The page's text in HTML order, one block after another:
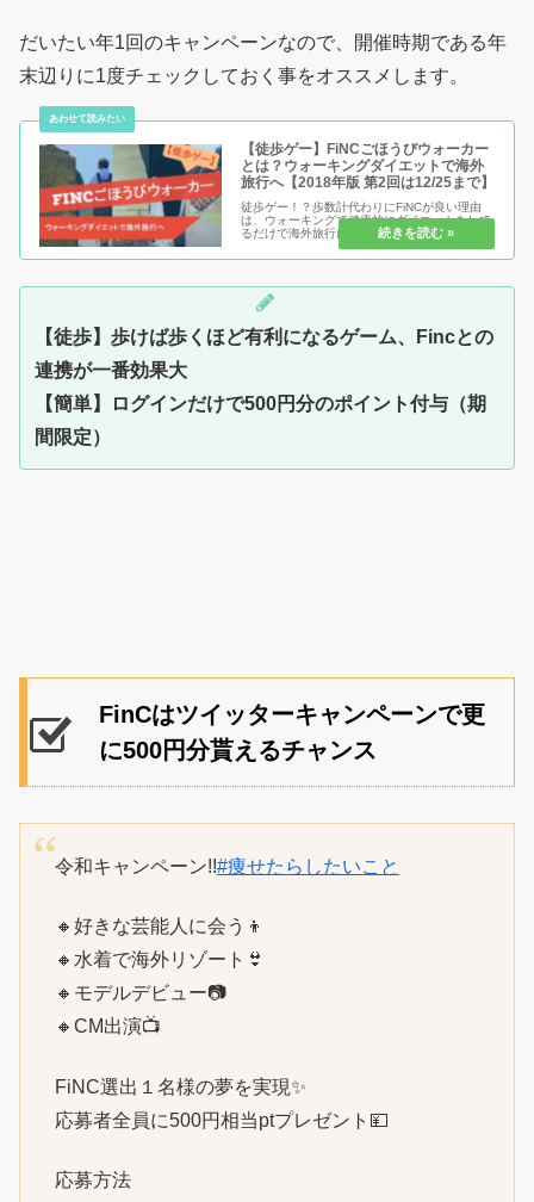
だいたい年1回のキャンペーンなので、開催時期である年
末辺りに1度チェックしておく事をオススメします。
【徒歩ゲー】FiNCごほうびウォーカー
とは？ウォーキングダイエットで海外
旅行へ【2018年版 第2回は12/25まで】
徒歩ゲー！？歩数計代わりにFiNCが良い理由
は、ウォーキングで健康的にダイエットをして
るだけで海外旅行にいけちゃうから！？ダイエ
ットの効果が出る間に、豪華賞品が貰えちゃう
から！？そんな驚きのイベントなので、ぜひと
【徒歩】歩けば歩くほど有利になるゲーム、Fincとの
連携が一番効果大
【簡単】ログインだけで500円分のポイント付与（期
間限定）
FinCはツイッターキャンペーンで更
に500円分貰えるチャンス
令和キャンペーン!!#痩せたらしたいこと
🔸好きな芸能人に会う👦
🔸水着で海外リゾート👙
🔸モデルデビュー📷
🔸CM出演📺
FiNC選出１名様の夢を実現✨
応募者全員に500円相当ptプレゼント💴
応募方法